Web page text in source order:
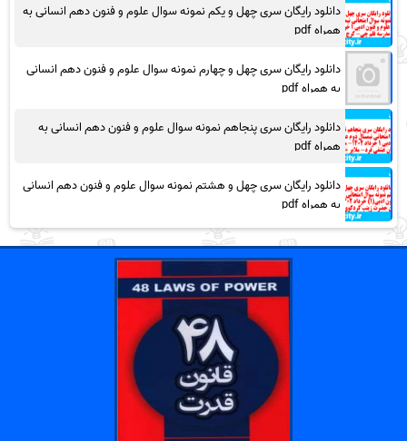
دانلود رایگان سری چهل و یکم نمونه سوال علوم و فنون دهم انسانی به
همراه pdf
دانلود رایگان سری چهل و چهارم نمونه سوال علوم و فنون دهم انسانی
به همراه pdf
دانلود رایگان سری پنجاهم نمونه سوال علوم و فنون دهم انسانی به
همراه pdf
دانلود رایگان سری چهل و هشتم نمونه سوال علوم و فنون دهم انسانی
به همراه pdf